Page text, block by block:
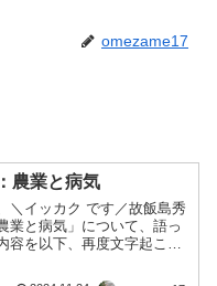
omezame17
農業と病気
＼イッカク です／故飯島秀
業と病気」について、語っ
容を以下、再度文字起こし
＿＿＿＿＿＿＿＿＿・自然